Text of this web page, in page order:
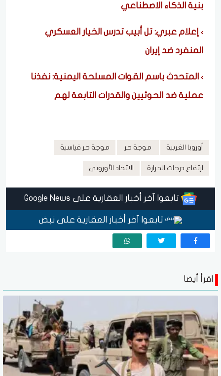
بنية الذكاء الاصطناعي
إعلام عبري: تل أبيب تدرس الخيار العسكري
المنفرد ضد إيران
المتحدث باسم القوات المسلحة اليمنية: نفذنا
عملية ضد الحوثيين والقدرات التابعة لهم
أوروبا الغربية موجة حر موجة حر قياسية
ارتفاع درجات الحرارة الاتحاد الأوروبي
تابعوا آخر أخبار العقارية على Google News
تابعوا آخر أخبار العقارية على نبض
اقرأ أيضا